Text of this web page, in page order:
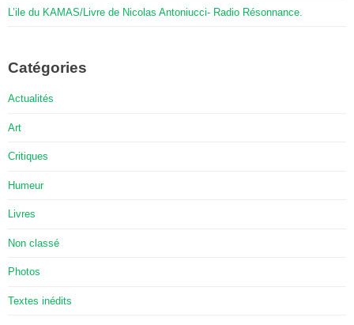
L’ile du KAMAS/Livre de Nicolas Antoniucci- Radio Résonnance.
Catégories
Actualités
Art
Critiques
Humeur
Livres
Non classé
Photos
Textes inédits